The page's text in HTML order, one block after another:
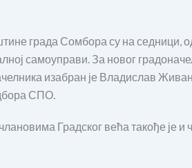
града Сомбора су на седници,
самоуправи. За новог
изабран је Владислав
СПО.
Градског већа такође је